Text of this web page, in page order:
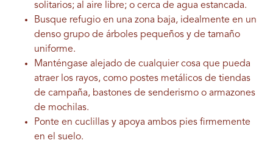
solitarios; al aire libre; o cerca de agua estancada.
Busque refugio en una zona baja, idealmente en un
denso grupo de árboles pequeños y de tamaño
uniforme.
Manténgase alejado de cualquier cosa que pueda
atraer los rayos, como postes metálicos de tiendas
de campaña, bastones de senderismo o armazones
de mochilas.
Ponte en cuclillas y apoya ambos pies firmemente
en el suelo.